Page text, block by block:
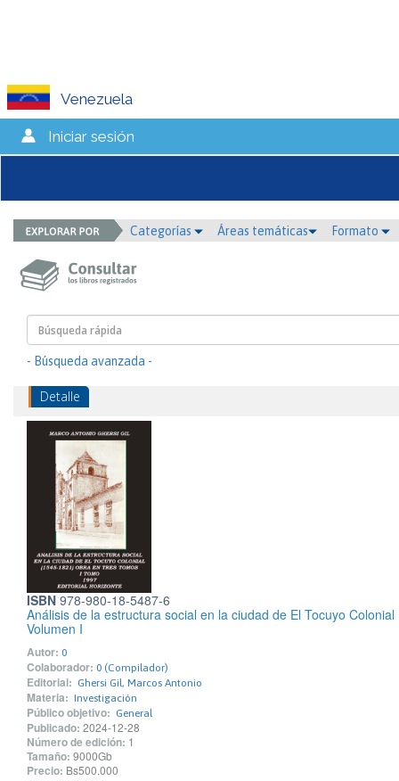
Venezuela
Iniciar sesión
Categorías Áreas temáticas Formato
- Búsqueda avanzada -
Detalle
ISBN 978-980-18-5487-6
Análisis de la estructura social en la ciudad de El Tocuyo
Volumen I
Autor: 0
Colaborador: 0 (Compilador)
Editorial: Ghersi Gil, Marcos Antonio
Materia: Investigación
Público objetivo: General
Publicado: 2024-12-28
Número de edición: 1
Tamaño: 9000Gb
Precio: Bs500.000